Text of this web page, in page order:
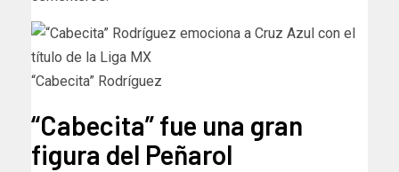
“Cabecita” Rodríguez
“Cabecita” fue una gran
figura del Peñarol